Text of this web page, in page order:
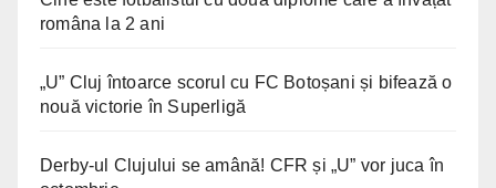
româna la 2 ani
„U” Cluj întoarce scorul cu FC Botoșani și bifează o
nouă victorie în Superligă
Derby-ul Clujului se amână! CFR și „U” vor juca în